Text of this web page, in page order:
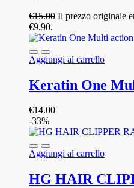
€15.00 Il prezzo originale
€9.90.
Aggiungi al carrello
Keratin One
€14.00
-33%
Aggiungi al carrello
HG HAIR